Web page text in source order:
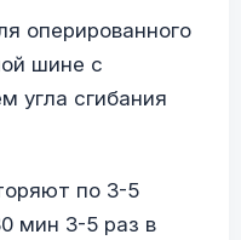
оперированного
шине с
угла сгибания
по 3-5
мин 3-5 раз в